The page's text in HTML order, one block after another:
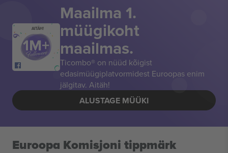
AITÄH!
Maailma 1.
müügikoht
maailmas.
Ticombo® on nüüd kõigist
edasimüügiplatvormidest Euroopas enim
jälgitav. Aitäh!
ALUSTAGE MÜÜKI
Euroopa Komisjoni tippmärk